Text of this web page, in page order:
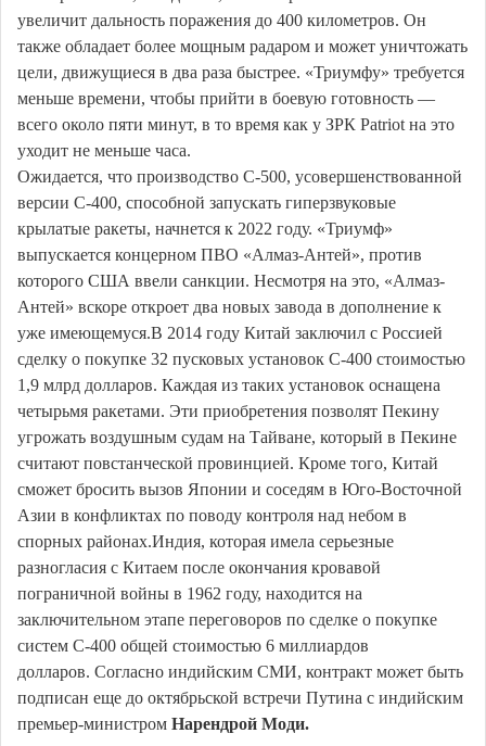
увеличит дальность поражения до 400 километров. Он
также обладает более мощным радаром и может уничтожать
цели, движущиеся в два раза быстрее. «Триумфу» требуется
меньше времени, чтобы прийти в боевую готовность —
всего около пяти минут, в то время как у ЗРК Patriot на это
уходит не меньше часа.
Ожидается, что производство С-500, усовершенствованной
версии С-400, способной запускать гиперзвуковые
крылатые ракеты, начнется к 2022 году. «Триумф»
выпускается концерном ПВО «Алмаз-Антей», против
которого США ввели санкции. Несмотря на это, «Алмаз-
Антей» вскоре откроет два новых завода в дополнение к
уже имеющемуся.В 2014 году Китай заключил с Россией
сделку о покупке 32 пусковых установок С-400 стоимостью
1,9 млрд долларов. Каждая из таких установок оснащена
четырьмя ракетами. Эти приобретения позволят Пекину
угрожать воздушным судам на Тайване, который в Пекине
считают повстанческой провинцией. Кроме того, Китай
сможет бросить вызов Японии и соседям в Юго-Восточной
Азии в конфликтах по поводу контроля над небом в
спорных районах.Индия, которая имела серьезные
разногласия с Китаем после окончания кровавой
пограничной войны в 1962 году, находится на
заключительном этапе переговоров по сделке о покупке
систем С-400 общей стоимостью 6 миллиардов
долларов. Согласно индийским СМИ, контракт может быть
подписан еще до октябрьской встречи Путина с индийским
премьер-министром Нарендрой Моди.